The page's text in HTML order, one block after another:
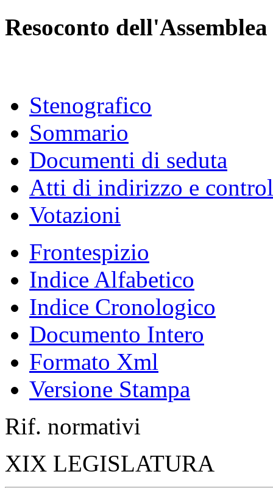
Parlamento in seduta
Stenografico
Sommario
Documenti di seduta
Atti di indirizzo e
Votazioni
Frontespizio
Indice Alfabetico
Indice Cronologico
Documento Intero
Formato Xml
Versione Stampa
Rif. normativi